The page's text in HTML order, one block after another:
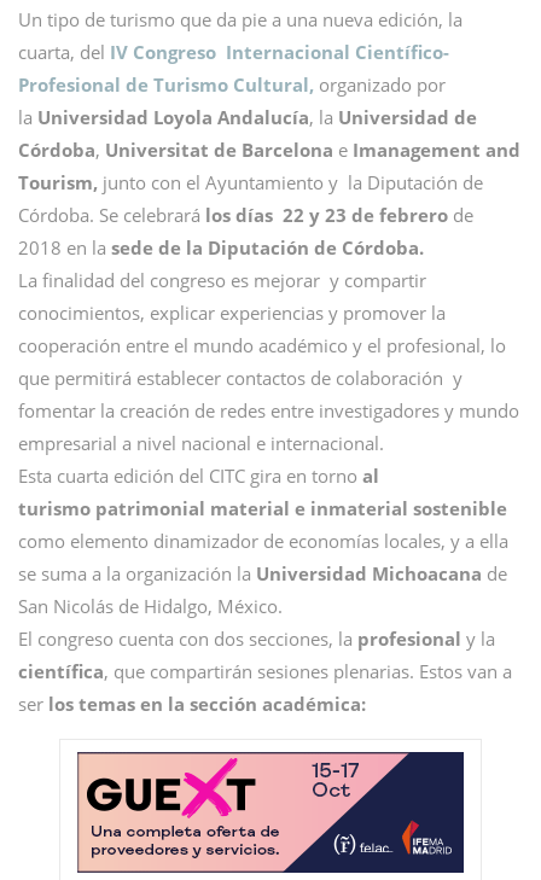
Un tipo de turismo que da pie a una nueva edición, la
cuarta, del IV Congreso Internacional Científico-
Profesional de Turismo Cultural, organizado por
la Universidad Loyola Andalucía, la Universidad de
Córdoba, Universitat de Barcelona e Imanagement and
Tourism, junto con el Ayuntamiento y la Diputación de
Córdoba. Se celebrará los días 22 y 23 de febrero de
2018 en la sede de la Diputación de Córdoba.
La finalidad del congreso es mejorar y compartir
conocimientos, explicar experiencias y promover la
cooperación entre el mundo académico y el profesional, lo
que permitirá establecer contactos de colaboración y
fomentar la creación de redes entre investigadores y mundo
empresarial a nivel nacional e internacional.
Esta cuarta edición del CITC gira en torno al
turismo patrimonial material e inmaterial sostenible
como elemento dinamizador de economías locales, y a ella
se suma a la organización la Universidad Michoacana de
San Nicolás de Hidalgo, México.
El congreso cuenta con dos secciones, la profesional y la
científica, que compartirán sesiones plenarias. Estos van a
ser los temas en la sección académica: